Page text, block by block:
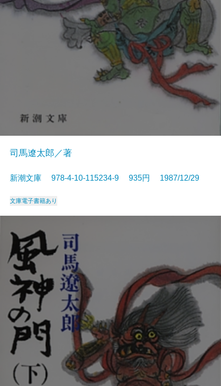
司馬遼太郎／著
新潮文庫 978-4-10-115234-9 935円 1987/12/29
文庫電子書籍あり